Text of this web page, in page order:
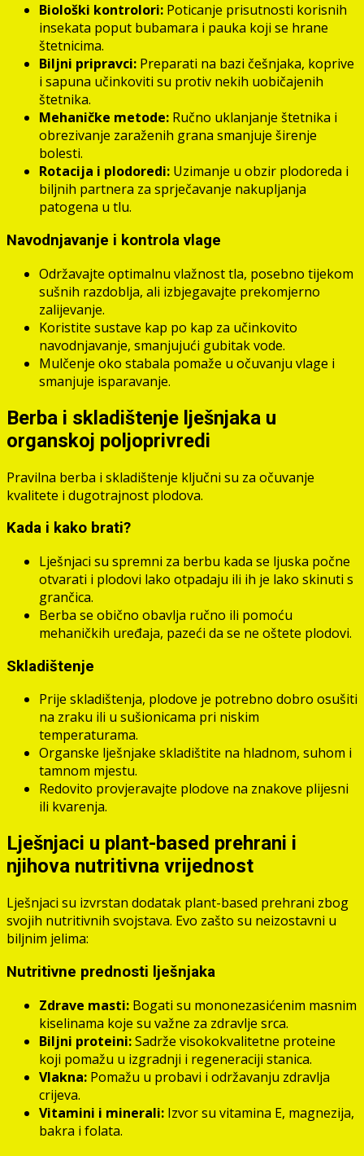
Biološki kontrolori: Poticanje prisutnosti korisnih
insekata poput bubamara i pauka koji se hrane
štetnicima.
Biljni pripravci: Preparati na bazi češnjaka, koprive
i sapuna učinkoviti su protiv nekih uobičajenih
štetnika.
Mehaničke metode: Ručno uklanjanje štetnika i
obrezivanje zaraženih grana smanjuje širenje
bolesti.
Rotacija i plodoredi: Uzimanje u obzir plodoreda i
biljnih partnera za sprječavanje nakupljanja
patogena u tlu.
Navodnjavanje i kontrola vlage
Održavajte optimalnu vlažnost tla, posebno tijekom
sušnih razdoblja, ali izbjegavajte prekomjerno
zalijevanje.
Koristite sustave kap po kap za učinkovito
navodnjavanje, smanjujući gubitak vode.
Mulčenje oko stabala pomaže u očuvanju vlage i
smanjuje isparavanje.
Berba i skladištenje lješnjaka u
organskoj poljoprivredi
Pravilna berba i skladištenje ključni su za očuvanje
kvalitete i dugotrajnost plodova.
Kada i kako brati?
Lješnjaci su spremni za berbu kada se ljuska počne
otvarati i plodovi lako otpadaju ili ih je lako skinuti s
grančica.
Berba se obično obavlja ručno ili pomoću
mehaničkih uređaja, pazeći da se ne oštete plodovi.
Skladištenje
Prije skladištenja, plodove je potrebno dobro osušiti
na zraku ili u sušionicama pri niskim
temperaturama.
Organske lješnjake skladištite na hladnom, suhom i
tamnom mjestu.
Redovito provjeravajte plodove na znakove plijesni
ili kvarenja.
Lješnjaci u plant-based prehrani i
njihova nutritivna vrijednost
Lješnjaci su izvrstan dodatak plant-based prehrani zbog
svojih nutritivnih svojstava. Evo zašto su neizostavni u
biljnim jelima:
Nutritivne prednosti lješnjaka
Zdrave masti: Bogati su mononezasićenim masnim
kiselinama koje su važne za zdravlje srca.
Biljni proteini:Sadrže visokokvalitetne proteine
koji pomažu u izgradnji i regeneraciji stanica.
Vlakna: Pomažu u probavi i održavanju zdravlja
crijeva.
Vitamini i minerali: Izvor su vitamina E, magnezija,
bakra i folata.